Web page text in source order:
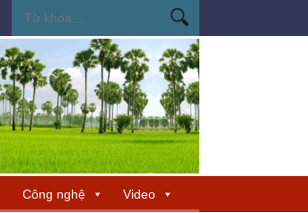
Miss Cosmo mở rộng kết nối văn hóa tại Nepal, tìm
Công nghệ Video